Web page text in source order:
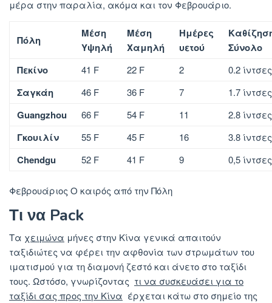
μέρα στην παραλία, ακόμα και τον Φεβρουάριο.
Πόλη
Μέση
Υψηλή
Μέση
Χαμηλή
Ημέρες
υετού
Σύνολο
Πεκίνο
41 F 22 F 2 0.2 ίντσες
Σαγκάη 46 F 36 F 7 1.7 ίντσες
Guangzhou 66 F 54 F 11 2.8 ίντσες
Γκουιλίν 55 F 45 F 16 3.8 ίντσες
Chendgu 52 F 41 F 9 0,5 ίντσες
Φεβρουάριος Ο καιρός από την Πόλη
Τι να Pack
Τα χειμώνα μήνες στην Κίνα γενικά απαιτούν
ταξιδιώτες να φέρει την αφθονία των στρωμάτων του
ιματισμού για τη διαμονή ζεστό και άνετο στο ταξίδι
τους. Ωστόσο, γνωρίζοντας τι να συσκευάσει για το
ταξίδι σας προς την Κίνα έρχεται κάτω στο σημείο της